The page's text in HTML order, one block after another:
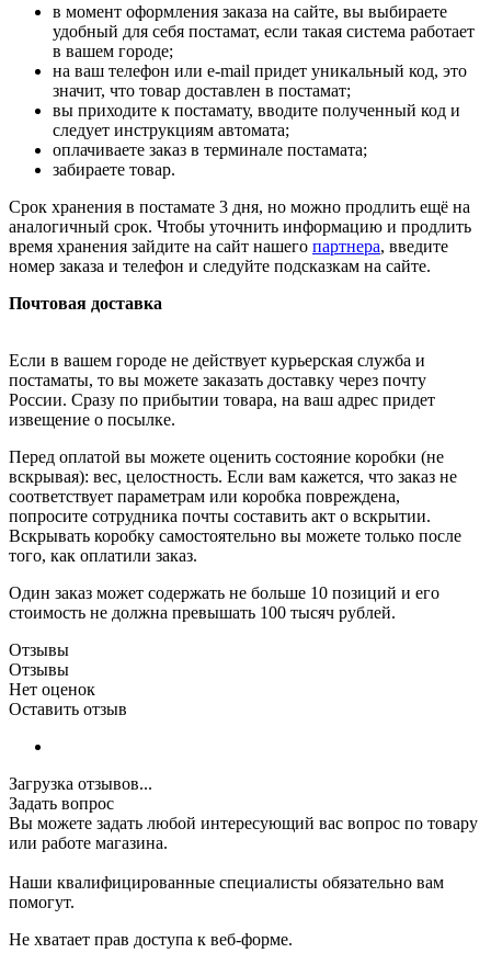
в момент оформления заказа на сайте, вы выбираете
удобный для себя постамат, если такая система работает
в вашем городе;
на ваш телефон или e-mail придет уникальный код, это
значит, что товар доставлен в постамат;
вы приходите к постамату, вводите полученный код и
следует инструкциям автомата;
оплачиваете заказ в терминале постамата;
забираете товар.
Срок хранения в постамате 3 дня, но можно продлить ещё на
аналогичный срок. Чтобы уточнить информацию и продлить
время хранения зайдите на сайт нашего партнера, введите
номер заказа и телефон и следуйте подсказкам на сайте.
Почтовая доставка
Если в вашем городе не действует курьерская служба и
постаматы, то вы можете заказать доставку через почту
России. Сразу по прибытии товара, на ваш адрес придет
извещение о посылке.
Перед оплатой вы можете оценить состояние коробки (не
вскрывая): вес, целостность. Если вам кажется, что заказ не
соответствует параметрам или коробка повреждена,
попросите сотрудника почты составить акт о вскрытии.
Вскрывать коробку самостоятельно вы можете только после
того, как оплатили заказ.
Один заказ может содержать не больше 10 позиций и его
стоимость не должна превышать 100 тысяч рублей.
Отзывы
Отзывы
Нет оценок
Оставить отзыв
Загрузка отзывов...
Задать вопрос
Вы можете задать любой интересующий вас вопрос по товару
или работе магазина.
Наши квалифицированные специалисты обязательно вам
помогут.
Не хватает прав доступа к веб-форме.